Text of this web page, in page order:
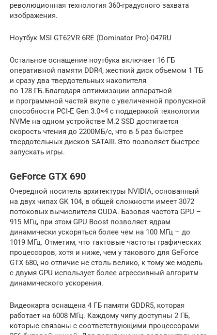
революционная технология 360-градусного захвата
изображения.
Ноутбук MSI GT62VR 6RE (Dominator Pro)-047RU
Остальное оснащение ноутбука включает 16 ГБ
оперативной памяти DDR4, жесткий диск объемом 1 ТБ
и сразу два твердотельных накопителя
по 128 ГБ. Благодаря оптимизации аппаратной
и программной частей вкупе с увеличенной пропускной
способности PCI-E Gen 3.0×4 с поддержкой технологии
NVMe на одном устройстве M.2 SSD достигается
скорость чтения до 2200МБ/с, что в 5 раз быстрее
твердотельных дисков SATAIII. Это позволяет быстрее
запускать игры.
GeForce GTX 690
Очередной носитель архитектуры NVIDIA, основанный
на двух чипах GK 104, в общей сложности имеет 3072
потоковых вычислителя CUDA. Базовая частота GPU –
915 МГц, при этом GPU Boost позволяет ядрам
динамически ускоряться более чем на 100 МГц – до
1019 МГц. Отметим, что тактовые частоты графических
процессоров, хотя и ниже, чем у такового для GeForce
GTX 680, но отличие не столь велико, к тому же модель
с двумя GPU использует более агрессивный алгоритм
динамического ускорения.
Видеокарта оснащена 4 ГБ памяти GDDR5, которая
работает на 6008 МГц. Каждому чипу доступны 2 ГБ,
которые связаны с соответствующими процессорами